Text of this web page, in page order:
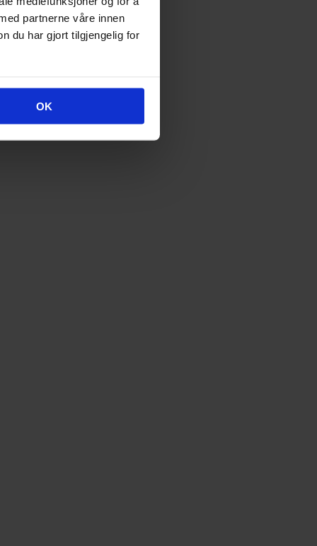
partnerne våre innen
du har gjort tilgjengelig for
OK